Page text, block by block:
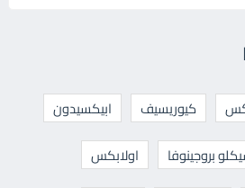
كيوريسيف
ابيكسيدون
بروجينوفا
اولابكس